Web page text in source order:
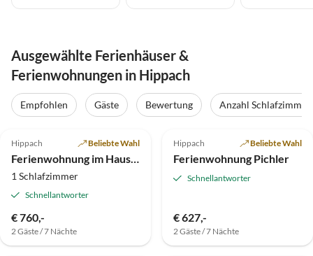
Ausgewählte Ferienhäuser &
Ferienwohnungen in Hippach
Empfohlen Gäste Bewertung Anzahl Schlafzimmer
Top-Inserat
Hippach Beliebte Wahl
Ferienwohnung im Haus Sunnbichl
1 Schlafzimmer
Schnellantworter
€ 760,-
2 Gäste / 7 Nächte
Hippach Beliebte Wahl
Ferienwohnung Pichler
Schnellantworter
€ 627,-
2 Gäste / 7 Nächte
Top-Inserat
4.8 (3) 5.0 (2)